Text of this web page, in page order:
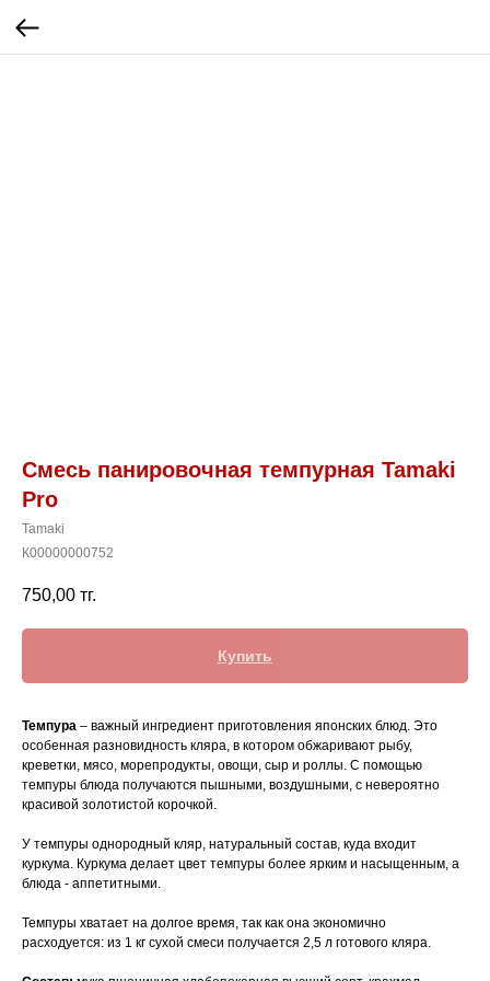
Смесь панировочная темпурная Tamaki
Pro
Tamaki
К00000000752
750,00 тг.
Купить
Темпура – важный ингредиент приготовления японских блюд. Это
особенная разновидность кляра, в котором обжаривают рыбу,
креветки, мясо, морепродукты, овощи, сыр и роллы. С помощью
темпуры блюда получаются пышными, воздушными, с невероятно
красивой золотистой корочкой.
У темпуры однородный кляр, натуральный состав, куда входит
куркума. Куркума делает цвет темпуры более ярким и насыщенным, а
блюда - аппетитными.
Темпуры хватает на долгое время, так как она экономично
расходуется: из 1 кг сухой смеси получается 2,5 л готового кляра.